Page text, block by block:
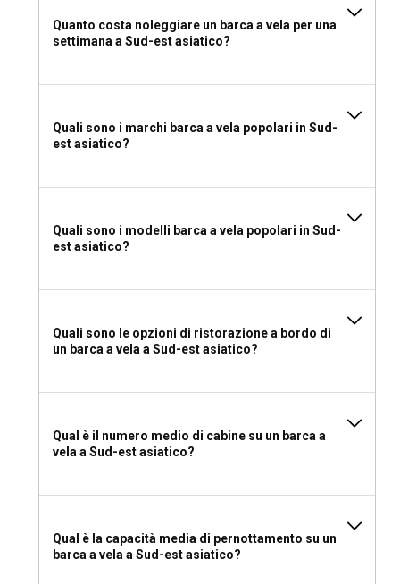
Quali sono i migliori porti e ancoraggi nel Sud-Est
il Royal Langkawi Yacht Club in Malaysia e il One°15 Marina
a Singapore. Troverai anche bellissimi ancoraggi tra le
Asiatico con o senza skipper?
vantaggi. Gli skipper sono esperti nel navigare attraverso
fornendo così un'esperienza di navigazione senza intoppi.
Asiatico con o senza equipaggio?
Noleggiare una barca a vela con equipaggio nel Sud-Est
Asiatico assicura che le tue esigenze sono soddisfatte
Quale patente mi serve per noleggiare una barca a
vela nel Sud-Est Asiatico?
Quanto costa noleggiare un barca a vela per una
settimana a Sud-est asiatico?
Quali sono i marchi barca a vela popolari in Sud-
est asiatico?
Quali sono i modelli barca a vela popolari in Sud-
est asiatico?
Quali sono le opzioni di ristorazione a bordo di
un barca a vela a Sud-est asiatico?
Qual è il numero medio di cabine su un barca a
vela a Sud-est asiatico?
Qual è la capacità media di pernottamento su un
barca a vela a Sud-est asiatico?